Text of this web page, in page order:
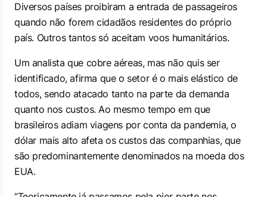
Diversos países proibiram a entrada de passageiros
quando não forem cidadãos residentes do próprio
país. Outros tantos só aceitam voos humanitários.
Um analista que cobre aéreas, mas não quis ser
identificado, afirma que o setor é o mais elástico de
todos, sendo atacado tanto na parte da demanda
quanto nos custos. Ao mesmo tempo em que
brasileiros adiam viagens por conta da pandemia, o
dólar mais alto afeta os custos das companhias, que
são predominantemente denominados na moeda dos
EUA.